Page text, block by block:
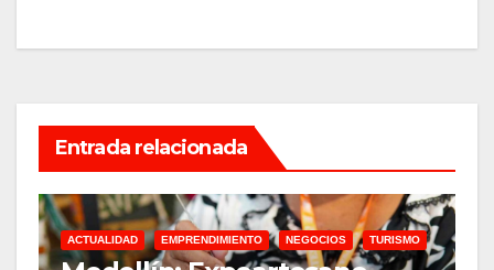
Entrada relacionada
ACTUALIDAD EMPRENDIMIENTO NEGOCIOS TURISMO